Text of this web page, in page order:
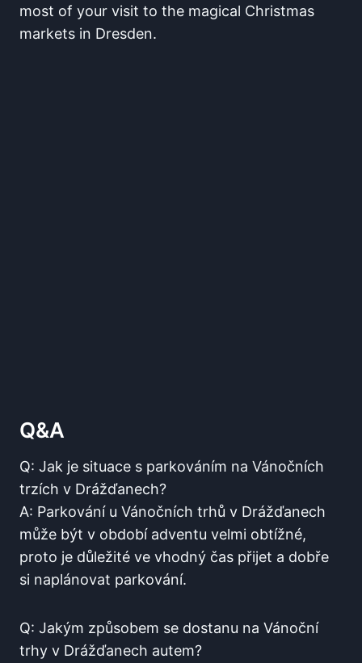
most of your visit to⁤ the magical Christmas
markets⁣ in Dresden.
Q&A
Q: Jak je situace s ⁣parkováním na ​Vánočních
trzích v ⁣Drážďanech?
A: Parkování u ⁤Vánočních trhů ‍v​ Drážďanech
může být‌ v období adventu velmi obtížné,
proto je důležité ‌ve vhodný čas přijet a dobře
si naplánovat parkování.
Q: ⁣Jakým způsobem ⁢se ‌dostanu na Vánoční⁤
trhy v Drážďanech autem?